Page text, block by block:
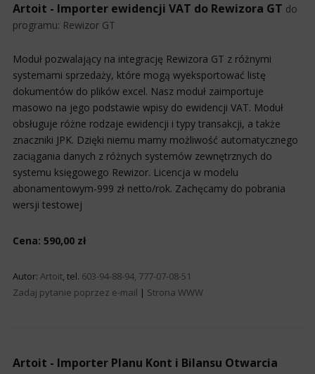
Artoit - Importer ewidencji VAT do Rewizora GT do
programu: Rewizor GT
Moduł pozwalający na integrację Rewizora GT z różnymi
systemami sprzedaży, które mogą wyeksportować listę
dokumentów do plików excel. Nasz moduł zaimportuje
masowo na jego podstawie wpisy do ewidencji VAT. Moduł
obsługuje różne rodzaje ewidencji i typy transakcji, a także
znaczniki JPK. Dzięki niemu mamy możliwość automatycznego
zaciągania danych z różnych systemów zewnętrznych do
systemu księgowego Rewizor. Licencja w modelu
abonamentowym-999 zł netto/rok. Zachęcamy do pobrania
wersji testowej
Cena: 590,00 zł
Autor: Artoit, tel. 603-94-88-94, 777-07-08-51
Zadaj pytanie poprzez e-mail | Strona WWW
Artoit - Importer Planu Kont i Bilansu Otwarcia